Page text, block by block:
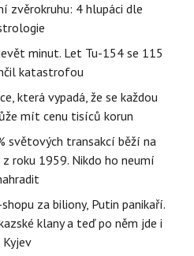
zvěrokruhu: 4 hlupáci dle
minut. Let Tu-154 se 115
katastrofou
která vypadá, že se každou
mít cenu tisíců korun
světových transakcí běží na
roku 1959. Nikdo ho neumí
za biliony, Putin panikaří.
klany a teď po něm jde i
Kyjev